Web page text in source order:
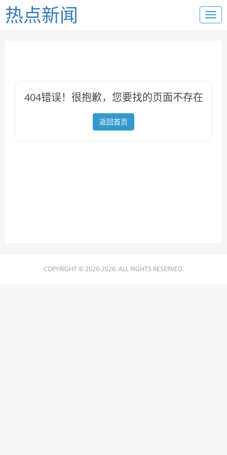
热点新闻
404错误！很抱歉，您要找的页面不存在
返回首页
COPYRIGHT © 2020-2026. ALL RIGHTS RESERVED.